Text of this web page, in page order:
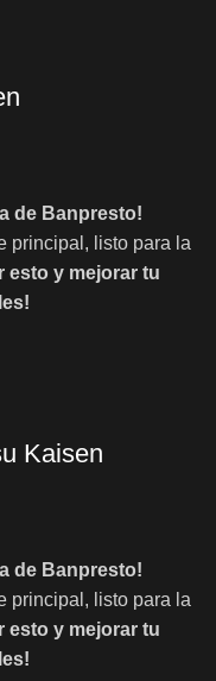
de Banpresto!
principal, listo para la
esto y mejorar tu
Kaisen
de Banpresto!
principal, listo para la
esto y mejorar tu